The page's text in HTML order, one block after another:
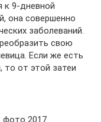
к 9-дневной
она совершенно
заболеваний.
свою
Если же есть
от этой затеи
фото 2017